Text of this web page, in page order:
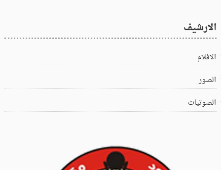
الارشيف
الافلام
الصور
الصوتيات